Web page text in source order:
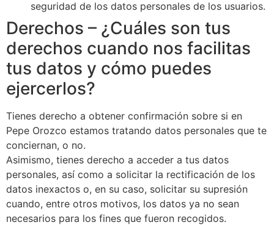
seguridad de los datos personales de los usuarios.
Derechos – ¿Cuáles son tus
derechos cuando nos facilitas
tus datos y cómo puedes
ejercerlos?
Tienes derecho a obtener confirmación sobre si en
Pepe Orozco estamos tratando datos personales que te
conciernan, o no.
Asimismo, tienes derecho a acceder a tus datos
personales, así como a solicitar la rectificación de los
datos inexactos o, en su caso, solicitar su supresión
cuando, entre otros motivos, los datos ya no sean
necesarios para los fines que fueron recogidos.